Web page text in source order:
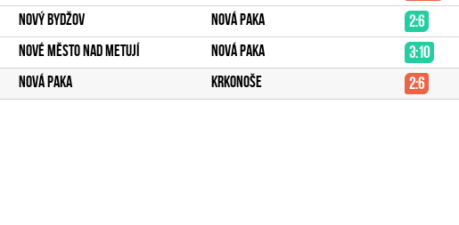
Nový Bydžov Nová Paka 2:6
Nové Město nad Metují Nová Paka 3:10
Nová Paka Krkonoše 2:6